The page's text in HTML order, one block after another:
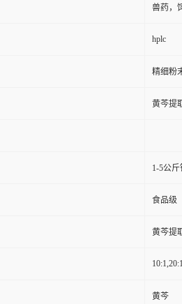
兽药，
hplc
精细粉
黄芩提
1-5公
食品级
黄芩提
10:1,20:1
黄芩